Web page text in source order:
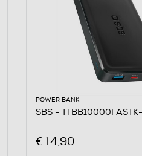
POWER BANK
SBS -
€ 14,90